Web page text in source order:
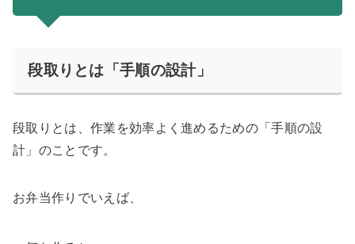
段取りとは「手順の設計」
段取りとは、作業を効率よく進めるための「手順の設
計」のことです。
お弁当作りでいえば、